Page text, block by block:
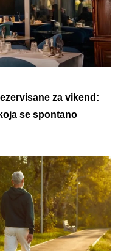
za vikend:
se spontano